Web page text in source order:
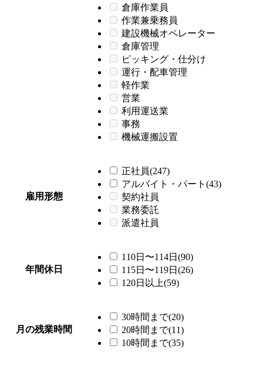
倉庫作業員
作業兼乗務員
建設機械オペレーター
倉庫管理
ピッキング・仕分け
運行・配車管理
軽作業
営業
利用運送業
事務
機械運搬設置
雇用形態
正社員(247)
アルバイト・パート(43)
契約社員
業務委託
派遣社員
年間休日
110日〜114日(90)
115日〜119日(26)
120日以上(59)
月の残業時間
30時間まで(20)
20時間まで(11)
10時間まで(35)